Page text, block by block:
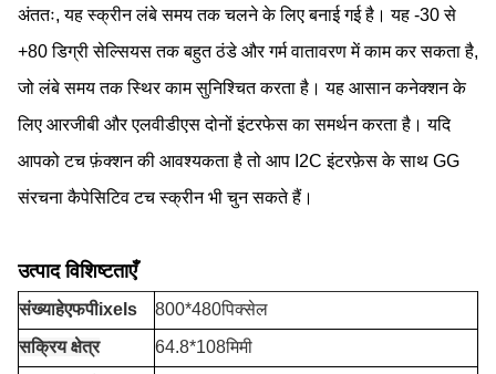
अंततः, यह स्क्रीन लंबे समय तक चलने के लिए बनाई गई है। यह -30 से
+80 डिग्री सेल्सियस तक बहुत ठंडे और गर्म वातावरण में काम कर सकता है,
जो लंबे समय तक स्थिर काम सुनिश्चित करता है। यह आसान कनेक्शन के
लिए आरजीबी और एलवीडीएस दोनों इंटरफेस का समर्थन करता है। यदि
आपको टच फ़ंक्शन की आवश्यकता है तो आप I2C इंटरफ़ेस के साथ GG
संरचना कैपेसिटिव टच स्क्रीन भी चुन सकते हैं।
उत्पाद विशिष्टताएँ
संख्याहेएफपीixels
800*480पिक्सेल
सक्रिय क्षेत्र
64.8*108मिमी